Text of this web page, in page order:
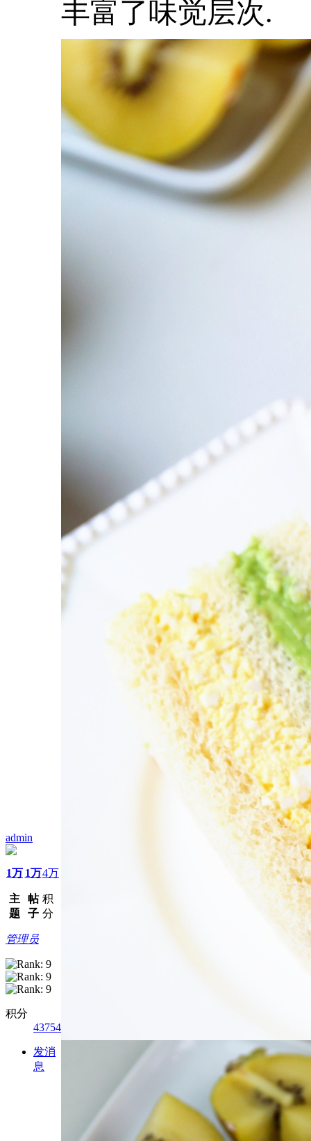
admin
1万
主
题
1万
帖
子
4万
积
分
管理员
积分
43754
发消
息
丰富了味觉层次.